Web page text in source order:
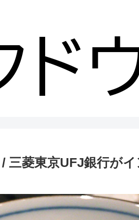
三菱東京UFJ銀行が